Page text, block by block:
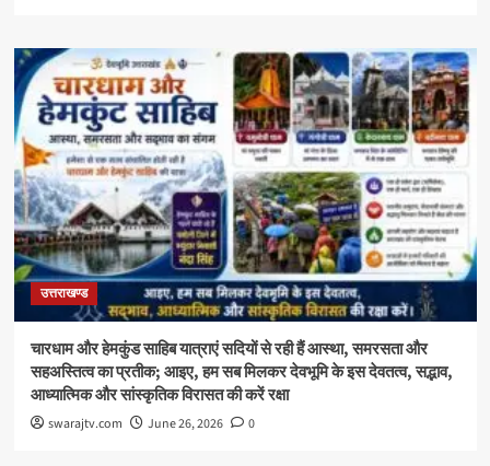
उत्तराखण्ड
चारधाम और हेमकुंड साहिब यात्राएं सदियों से रही हैं आस्था, समरसता और
सहअस्तित्व का प्रतीक; आइए, हम सब मिलकर देवभूमि के इस देवतत्व, सद्भाव,
आध्यात्मिक और सांस्कृतिक विरासत की करें रक्षा
swarajtv.com June 26, 2026 0